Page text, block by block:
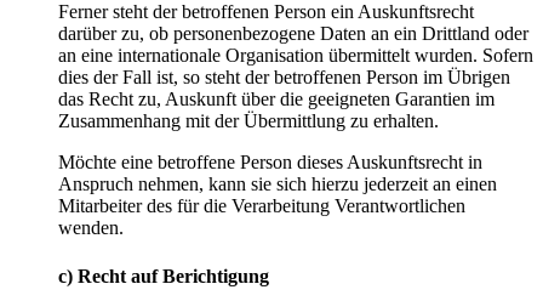
Ferner steht der betroffenen Person ein Auskunftsrecht
darüber zu, ob personenbezogene Daten an ein Drittland oder
an eine internationale Organisation übermittelt wurden. Sofern
dies der Fall ist, so steht der betroffenen Person im Übrigen
das Recht zu, Auskunft über die geeigneten Garantien im
Zusammenhang mit der Übermittlung zu erhalten.
Möchte eine betroffene Person dieses Auskunftsrecht in
Anspruch nehmen, kann sie sich hierzu jederzeit an einen
Mitarbeiter des für die Verarbeitung Verantwortlichen
wenden.
c) Recht auf Berichtigung